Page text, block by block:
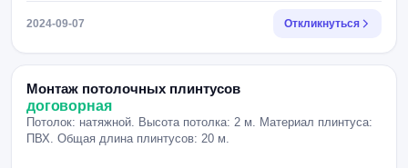
2024-09-07 Откликнуться
Монтаж потолочных плинтусов
договорная
Потолок: натяжной. Высота потолка: 2 м. Материал плинтуса:
ПВХ. Общая длина плинтусов: 20 м.